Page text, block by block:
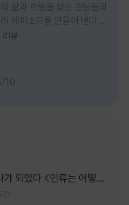
삶과 호텔을 찾는 손님들의
에피소드를 만들어 낸다.
로서의 완벽함을 꿈꾸는 야
가 다치게 되자, 고스케는
사직에서 물러난다. 하지만
다렸다. 형사가 아닌 호텔리
의 모습이 무척 궁금했기
가면을 쓰고 있었다면, 이제
리뷰
10
인류는 어떻게
건